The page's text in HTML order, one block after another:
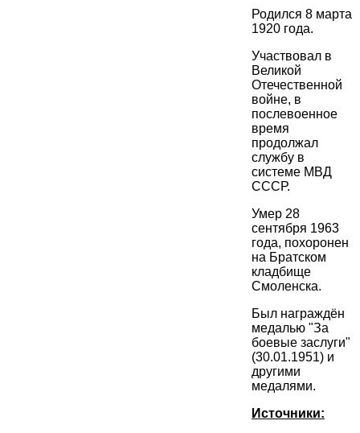
Родился 8 марта
1920 года.
Участвовал в
Великой
Отечественной
войне, в
послевоенное
время
продолжал
службу в
системе МВД
СССР.
Умер 28
сентября 1963
года, похоронен
на Братском
кладбище
Смоленска.
Был награждён
медалью "За
боевые заслуги"
(30.01.1951) и
другими
медалями.
Источники: